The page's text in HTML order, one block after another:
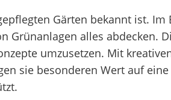
Gärten bekannt ist.
Grünanlagen alles abdecken.
umzusetzen. Mit
sie besonderen Wert auf